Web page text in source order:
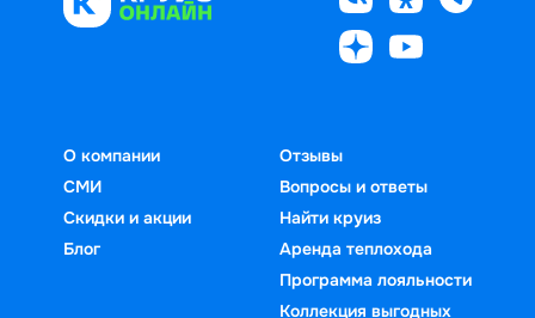
О компании
СМИ
Скидки и акции
Блог
Отзывы
Вопросы и ответы
Найти круиз
Аренда теплохода
Программа лояльности
Коллекция выгодных